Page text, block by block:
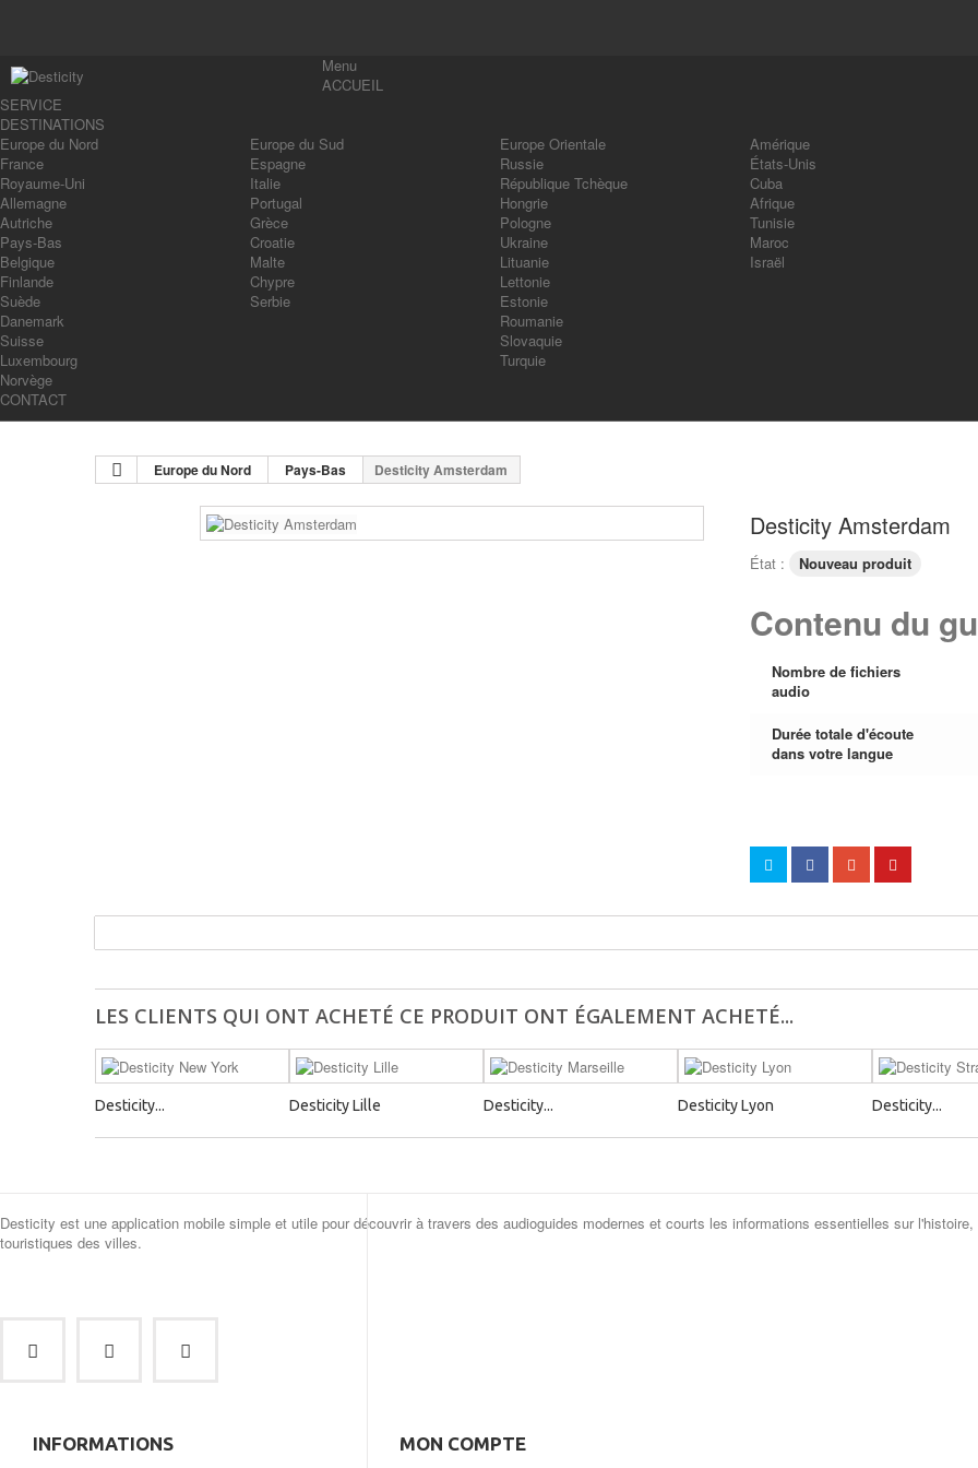
Menu
ACCUEIL
SERVICE
DESTINATIONS
Europe du Nord
France
Royaume-Uni
Allemagne
Autriche
Pays-Bas
Belgique
Finlande
Suède
Danemark
Suisse
Luxembourg
Norvège
Europe du Sud
Espagne
Italie
Portugal
Grèce
Croatie
Malte
Chypre
Serbie
Europe Orientale
Russie
République Tchèque
Hongrie
Pologne
Ukraine
Lituanie
Lettonie
Estonie
Roumanie
Slovaquie
Turquie
Amérique
États-Unis
Cuba
Afrique
Tunisie
Maroc
Israël
CONTACT
Europe du Nord Pays-Bas Desticity Amsterdam
Desticity Amsterdam
État : Nouveau produit
Contenu du
Nombre de fichiers
audio
Durée totale d'écoute
dans votre langue
LES CLIENTS QUI ONT ACHETÉ CE PRODUIT ONT ÉGALEMENT ACHETÉ...
Desticity... Desticity Lille Desticity... Desticity Lyon Desticity...
Desticity est une application mobile simple et utile pour découvrir à travers des audioguides modernes et courts les informations essentielles sur
touristiques des villes.
INFORMATIONS MON COMPTE